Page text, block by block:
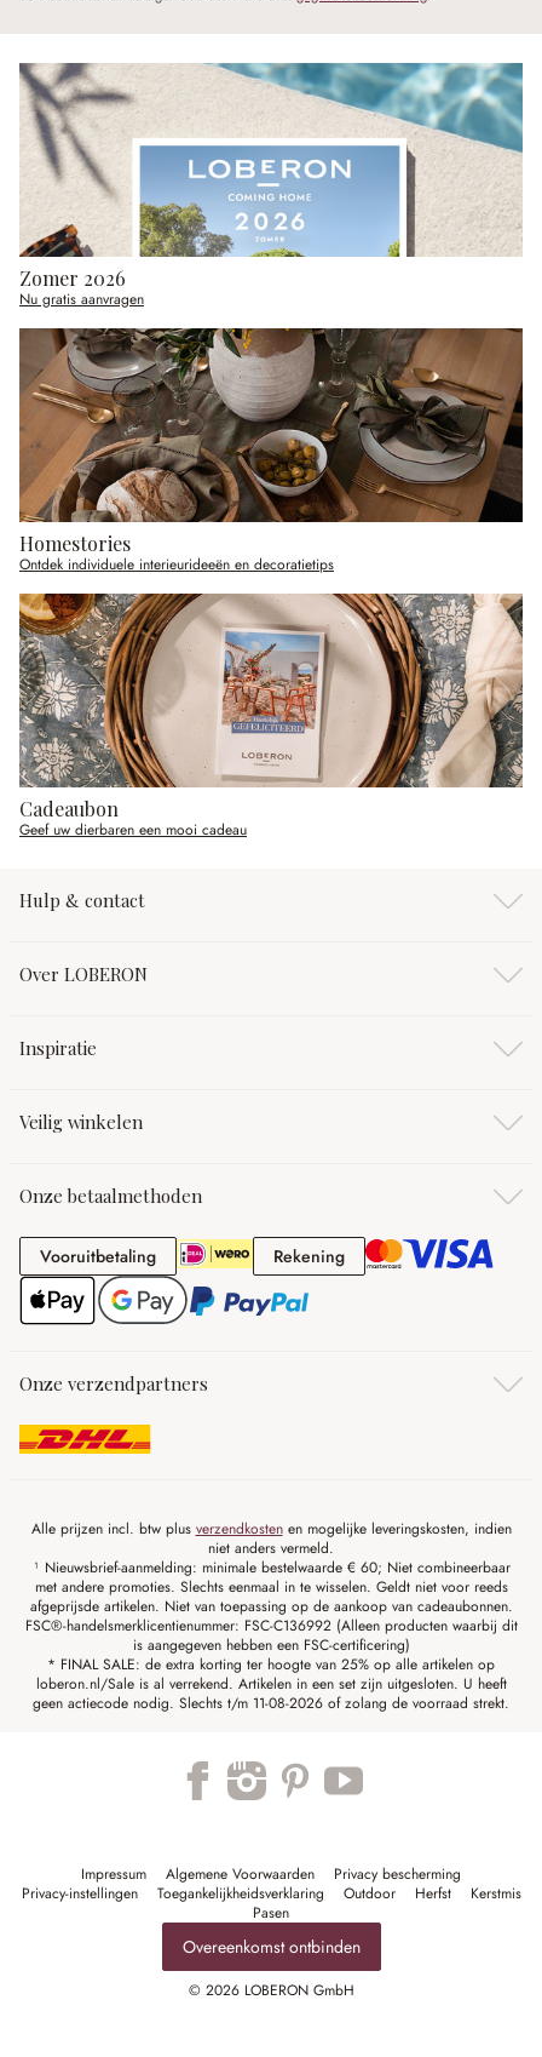
Zomer 2026
Nu gratis aanvragen
Homestories
Ontdek individuele interieurideeën en decoratietips
Cadeaubon
Geef uw dierbaren een mooi cadeau
Hulp & contact
Over LOBERON
Inspiratie
Veilig winkelen
Onze betaalmethoden
VooruitbetalingVooruitbetaling RekeningRekening
Onze verzendpartners
Alle prijzen incl. btw plus verzendkostenen mogelijke leveringskosten, indien
niet anders vermeld.
¹ Nieuwsbrief-aanmelding: minimale bestelwaarde € 60; Niet combineerbaar
met andere promoties. Slechts eenmaal in te wisselen. Geldt niet voor reeds
afgeprijsde artikelen. Niet van toepassing op de aankoop van cadeaubonnen.
FSC®-handelsmerklicentienummer: FSC-C136992 (Alleen producten waarbij dit
is aangegeven hebben een FSC-certificering)
* FINAL SALE: de extra korting ter hoogte van 25% op alle artikelen op
loberon.nl/Sale is al verrekend. Artikelen in een set zijn uitgesloten. U heeft
geen actiecode nodig. Slechts t/m 11-08-2026 of zolang de voorraad strekt.
Impressum Algemene Voorwaarden
Privacy bescherming
Privacy-instellingen
Toegankelijkheidsverklaring Outdoor Herfst
Kerstmis
Pasen
Overeenkomst ontbinden
© 2026 LOBERON GmbH